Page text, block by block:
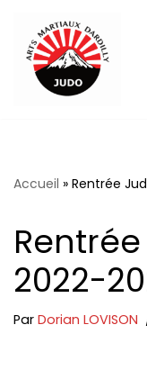
Aller
Contenu
Accueil » Rentrée
2022-
Par Dorian LOVISON